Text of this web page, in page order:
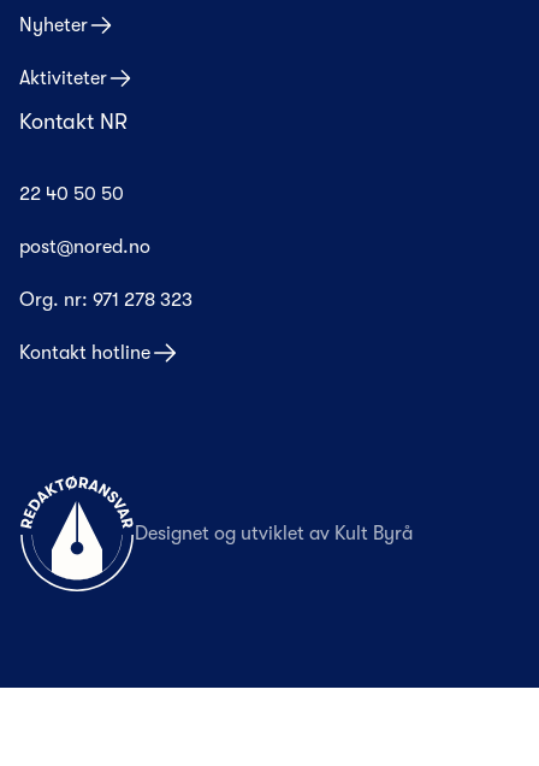
Nyheter
Aktiviteter
Kontakt NR
22 40 50 50
post@nored.no
Org. nr: 971 278 323
Kontakt hotline
Til forsiden
Designet og utviklet av Kult Byrå